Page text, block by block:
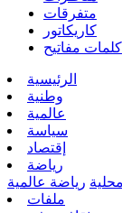
متفرقات
كاريكاتور
كلمات مفاتيح
الرئيسية
وطنية
عالمية
سياسة
إقتصاد
رياضة
رياضة عالمية
ملفات